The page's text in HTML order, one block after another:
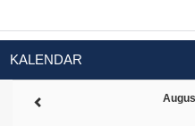
KALENDAR